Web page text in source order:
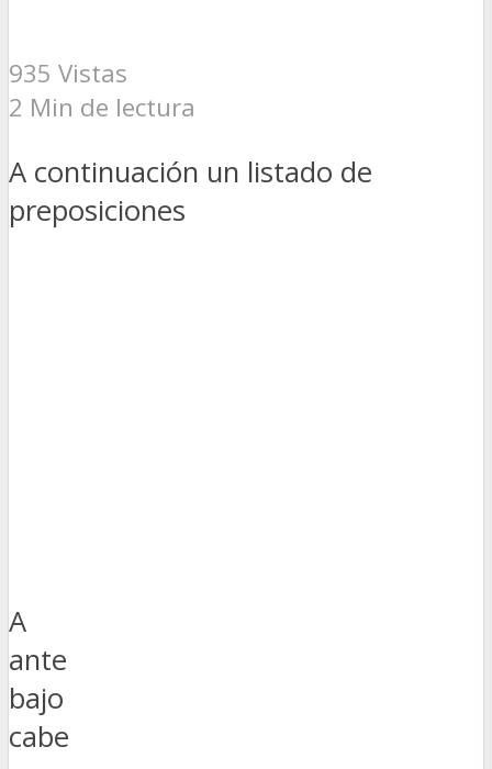
935 Vistas
2 Min de lectura
A continuación un listado de
preposiciones
A
ante
bajo
cabe